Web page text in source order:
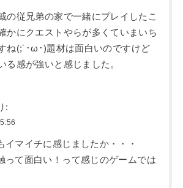
の従兄弟の家で一緒にプレイしたこ
かにクエストやらが多くていまいち
ね(;´･ω･)題材は面白いのですけど
感が強いと感じました。
:
イマイチに感じましたか・・・
って面白い！って感じのゲームでは